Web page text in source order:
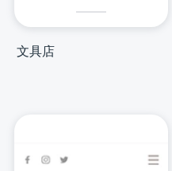
文具店